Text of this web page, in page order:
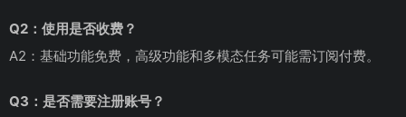
Q2：使用是否收费？
A2：基础功能免费，高级功能和多模态任务可能需订阅付费。
Q3：是否需要注册账号？